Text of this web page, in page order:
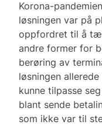
Korona-
løsningen var på
oppfordret til å
andre former for
berøring av
løsningen
kunne tilpasse
blant sende
som ikke var til